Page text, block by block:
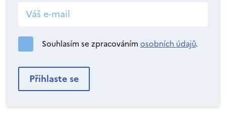
Souhlasím se zpracováním osobních údajů.